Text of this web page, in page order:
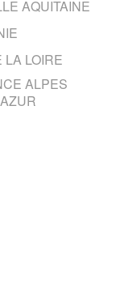
AQUITAINE
LA LOIRE
ALPES